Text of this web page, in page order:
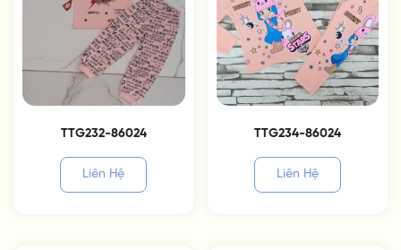
TTG232-86024
Liên Hệ
TTG234-86024
Liên Hệ